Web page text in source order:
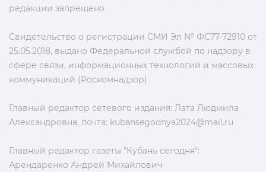
редакции запрещено
Свидетельство о регистрации СМИ Эл № ФС77-72910 от
25.05.2018, выдано Федеральной службой по надзору в
сфере связи, информационных технологий и массовых
коммуникаций (Роскомнадзор)
Главный редактор сетевого издания: Лата Людмила
Александровна, почта: kubansegodnya2024@mail.ru
Главный редактор газеты "Кубань сегодня":
Арендаренко Андрей Михайлович